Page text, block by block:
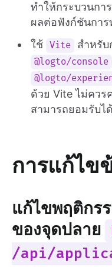
ทำให้กระบวนกา
ผลต่อฟังก์ชันการ
ใช้ Vite สำหรับ
@logto/console
@logto/
ด้วย Vite ไม่ควร
สามารถยอมรับได้
การแก้ไข
แก้ไขพฤติกร
ของจุดปลาย
/api/